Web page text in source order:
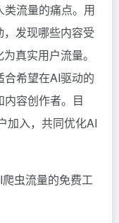
流量的痛点。用
发现哪些内容受
真实用户流量。
希望在AI驱动的
容创作者。目
加入，共同优化AI